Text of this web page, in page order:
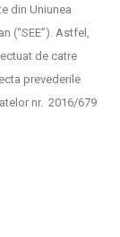
din Uniunea
(“SEE”). Astfel,
de catre
prevederile
nr. 2016/679